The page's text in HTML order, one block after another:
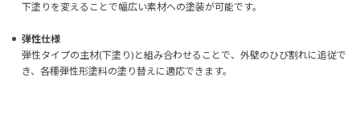
下塗りを変えることで幅広い素材への塗装が可能です。
弾性仕様
弾性タイプの主材(下塗り)と組み合わせることで、外壁のひび割れに追従で
き、各種弾性形塗料の塗り替えに適応できます。